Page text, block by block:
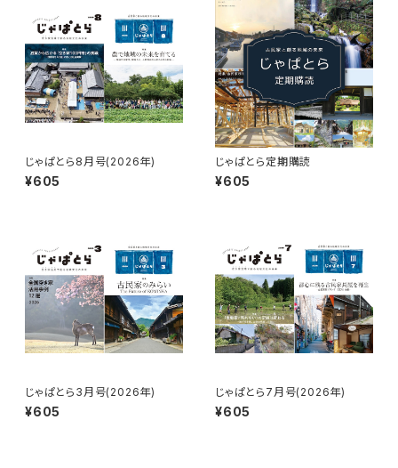
じゃぱとら8月号(2026年)
¥605
じゃぱとら定期購読
¥605
じゃぱとら3月号(2026年)
¥605
じゃぱとら7月号(2026年)
¥605